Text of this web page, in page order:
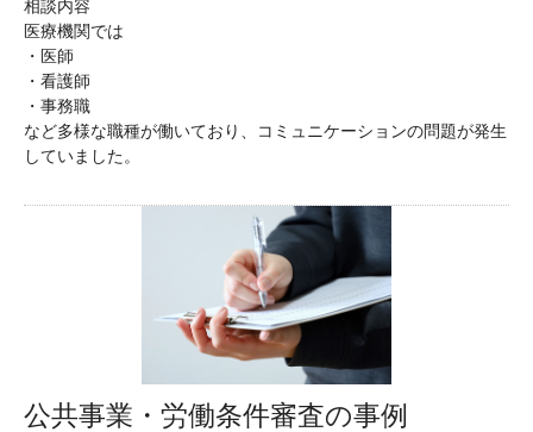
相談内容
医療機関では
・医師
・看護師
・事務職
など多様な職種が働いており、コミュニケーションの問題が発生
していました。
公共事業・労働条件審査の事例